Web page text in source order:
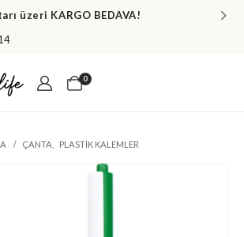
üzeri KARGO BEDAVA!
0
ÇANTA PLASTIK KALEMLER